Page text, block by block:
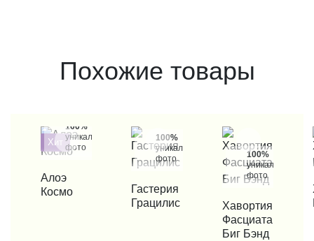
Похожие товары
Хит
100%
уникальные
фото
КУПИТЬ В 1 КЛИК
Алоэ
Космо
100%
уникальные
фото
КУПИТЬ В 1 КЛИК
Гастерия
Грацилис
100%
уникальные
фото
КУПИТЬ В 1 КЛИК
Хавортия
Фасциата
Биг Бэнд